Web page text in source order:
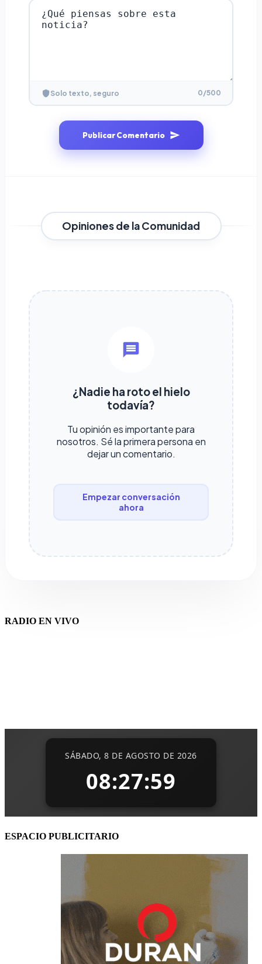
Solo texto, seguro 0/500
Publicar Comentario
Opiniones de la Comunidad
¿Nadie ha roto el hielo
todavía?
Tu opinión es importante para
nosotros. Sé la primera persona en
dejar un comentario.
Empezar conversación
ahora
RADIO EN VIVO
ESPACIO PUBLICITARIO